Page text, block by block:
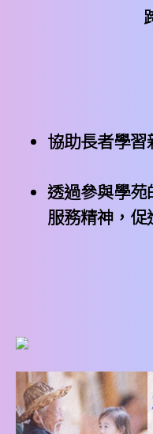
協助長者學
透過參與學苑
服務精神，